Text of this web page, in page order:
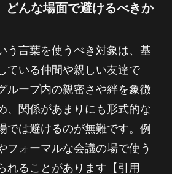
どんな場面で避けるべきか
う言葉を使うべき対象は、基
ている仲間や親しい友達で
ループ内の親密さや絆を象徴
、関係があまりにも形式的な
では避けるのが無難です。例
フォーマルな会議の場で使う
れることがあります【引用